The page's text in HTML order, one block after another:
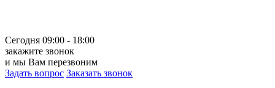
Сегодня 09:00 - 18:00
закажите звонок
и мы Вам перезвоним
Задать вопрос Заказать звонок